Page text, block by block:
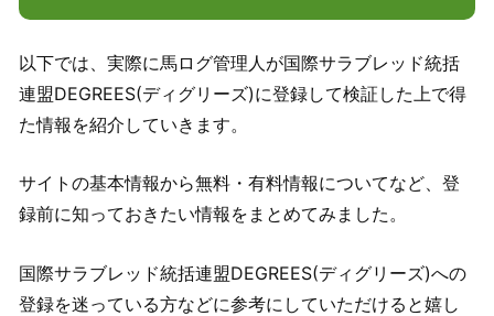
以下では、実際に馬ログ管理人が国際サラブレッド統括
連盟DEGREES(ディグリーズ)に登録して検証した上で得
た情報を紹介していきます。
サイトの基本情報から無料・有料情報についてなど、登
録前に知っておきたい情報をまとめてみました。
国際サラブレッド統括連盟DEGREES(ディグリーズ)への
登録を迷っている方などに参考にしていただけると嬉し